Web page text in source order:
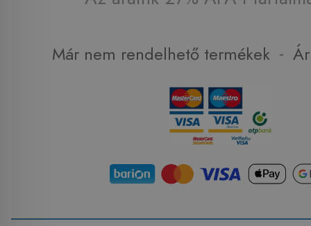
Már nem rendelhető termékek -